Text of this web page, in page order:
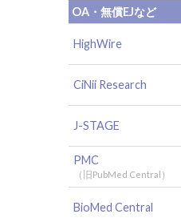
OA・無償EJなど
HighWire
CiNii Research
J-STAGE
PMC
（旧PubMed Central）
BioMed Central